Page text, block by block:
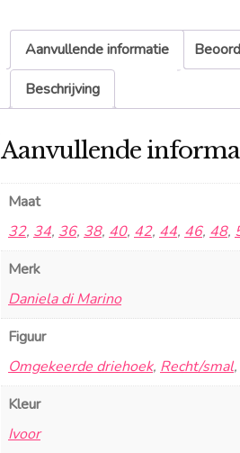
Aanvullende informatie
Beschrijving
Aanvullende
Maat
32, 34, 36, 38, 40, 42, 44, 46, 48,
Merk
Daniela di Marino
Figuur
Omgekeerde driehoek, Recht/smal,
Kleur
Ivoor